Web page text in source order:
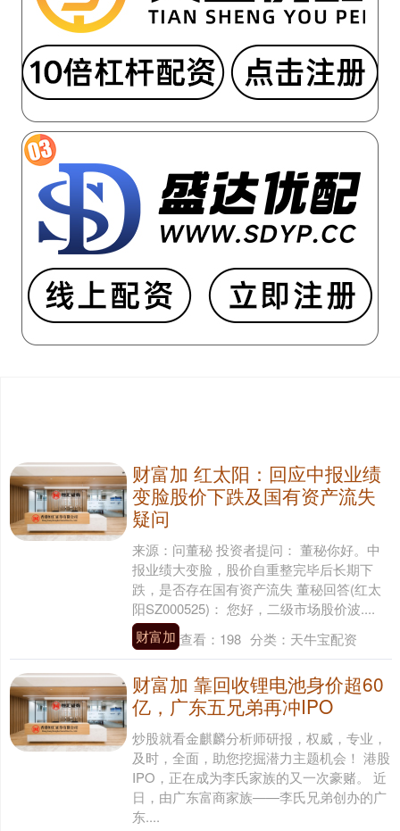
财富加 红太阳：回应中报业绩
变脸股价下跌及国有资产流失
疑问
来源：问董秘 投资者提问： 董秘你好。中
报业绩大变脸，股价自重整完毕后长期下
跌，是否存在国有资产流失 董秘回答(红太
阳SZ000525)： 您好，二级市场股价波....
财富加 查看： 198 分类： 天牛宝配资
财富加 靠回收锂电池身价超60
亿，广东五兄弟再冲IPO
炒股就看金麒麟分析师研报，权威，专业，
及时，全面，助您挖掘潜力主题机会！ 港股
IPO，正在成为李氏家族的又一次豪赌。 近
日，由广东富商家族——李氏兄弟创办的广
东....